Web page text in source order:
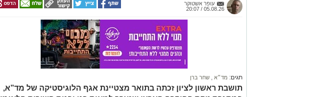
עופר אשטוקר
05.08.26 / 20:07
תגים: מד״א שחר ברן
תושבת ראשון לציון זכתה בתואר מצטיינת אגף הלוגיסטיקה של מד”א,